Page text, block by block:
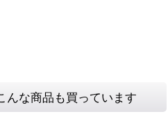
んな商品も買っています